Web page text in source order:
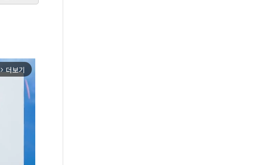
arrow_forward_ios 더보기